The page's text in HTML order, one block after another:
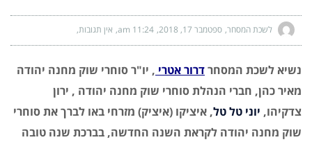
לשכת המסחר ספטמבר 17, 2018 11:24 am אין תגובות
נשיא לשכת המסחרדרור אטרי , יו"ר סוחרי שוק מחנה יהודה
מאיר כהן, חברי הנהלת סוחרי שוק מחנה יהודה , ירון
צדקיהו, יוני טל טל, איציקו (איציק) מזרחי באו לברך את סוחרי
שוק מחנה יהודה לקראת השנה החדשה, בברכת שנה טובה